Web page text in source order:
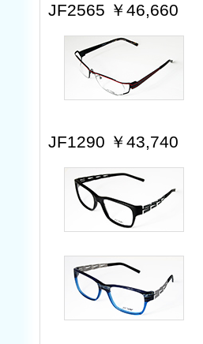
JF2565 ￥46,660
JF1290 ￥43,740